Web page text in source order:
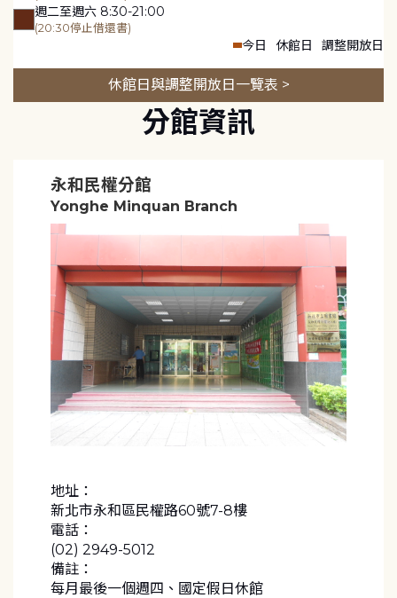
週二至週六 8:30-21:00
(20:30停止借還書)
今日 休館日 調整開放日
休館日與調整開放日一覽表 >
分館資訊
永和民權分館
Yonghe Minquan Branch
地址：
新北市永和區民權路60號7-8樓
電話：
(02) 2949-5012
備註：
每月最後一個週四、國定假日休館